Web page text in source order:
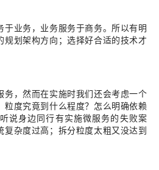
于业务，业务服务于商务。所以有明
规划架构方向；选择好合适的技术才
务，然而在实施时我们还会考虑一个
粒度究竟到什么程度？怎么明确依赖
说身边同行有实施微服务的失败案
复杂度过高；拆分粒度太粗又没达到